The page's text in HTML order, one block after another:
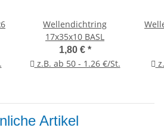
Wellendichtring
17x35x10 BASL
1,80 € *
z.B. ab 50 - 1.26 €/St.
Artikel